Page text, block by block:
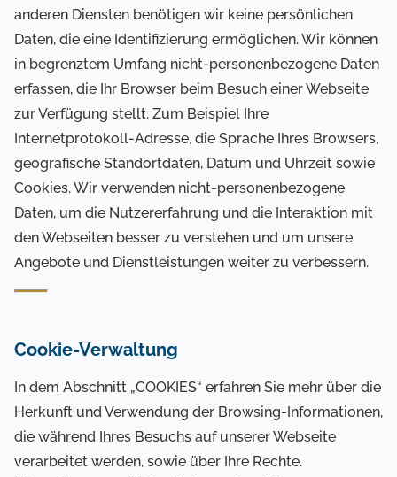
anderen Diensten benötigen wir keine persönlichen
Daten, die eine Identifizierung ermöglichen. Wir können
in begrenztem Umfang nicht-personenbezogene Daten
erfassen, die Ihr Browser beim Besuch einer Webseite
zur Verfügung stellt. Zum Beispiel Ihre
Internetprotokoll-Adresse, die Sprache Ihres Browsers,
geografische Standortdaten, Datum und Uhrzeit sowie
Cookies. Wir verwenden nicht-personenbezogene
Daten, um die Nutzererfahrung und die Interaktion mit
den Webseiten besser zu verstehen und um unsere
Angebote und Dienstleistungen weiter zu verbessern.
Cookie-Verwaltung
In dem Abschnitt „COOKIES“ erfahren Sie mehr über die
Herkunft und Verwendung der Browsing-Informationen,
die während Ihres Besuchs auf unserer Webseite
verarbeitet werden, sowie über Ihre Rechte.